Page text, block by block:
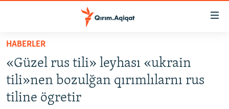
Esas
qaytmaq
Baş
navigatsiyağa
qaytmaq
HABERLER
SİYASET
İQTİSADİYAT
HABERLER
«Güzel rus tili» leyhası «ukrain
tili»nen bozulğan qırımlılarnı rus
tiline ögretir